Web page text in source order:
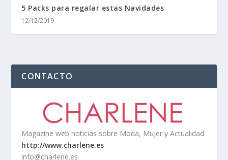
5 Packs para regalar estas Navidades
12/12/2019
CONTACTO
Magazine web noticias sobre Moda, Mujer y Actualidad
http://www.charlene.es
info@charlene.es